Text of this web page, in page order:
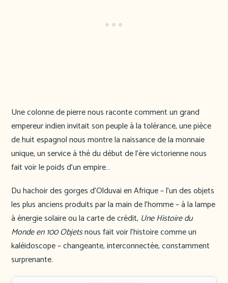
Une colonne de pierre nous raconte comment un grand
empereur indien invitait son peuple à la tolérance, une pièce
de huit espagnol nous montre la naissance de la monnaie
unique, un service à thé du début de l’ère victorienne nous
fait voir le poids d’un empire…
Du hachoir des gorges d’Olduvai en Afrique – l’un des objets
les plus anciens produits par la main de l’homme – à la lampe
à énergie solaire ou la carte de crédit, Une Histoire du
Monde en 100 Objetsnous fait voir l’histoire comme un
kaléidoscope – changeante, interconnectée, constamment
surprenante.